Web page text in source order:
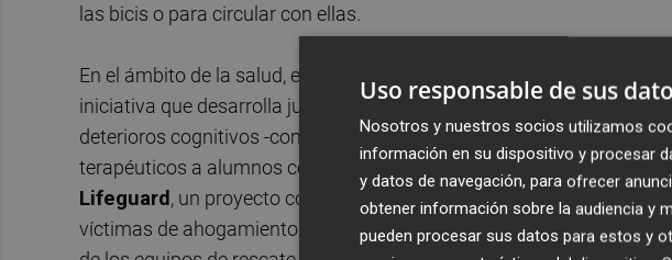
las bicis o para circular con ellas.
En el ámbito de la salud, el Col·lab acogerá por un lado a
iniciativa que desarrolla juegos educativos y terapias destinadas a
deterioros cognitivos -como Alzheimer-, a escolares, con un
terapéuticos a alumnos con TEA y TDAH. Por otro lado también se
Lifeguard, un proyecto con drones de salvamento para las playas,
víctimas de ahogamientos y proporcionan un objeto de flotabilidad
Uso responsable de sus
Nosotros y nuestros socios utilizamos
información en su dispositivo y procesar
y datos de navegación, para ofrecer
obtener información sobre la audiencia y
pueden procesar sus datos para estos y